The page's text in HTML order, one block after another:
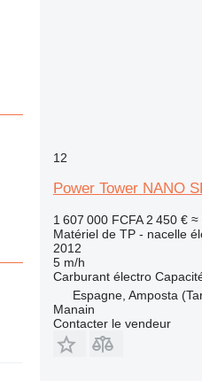
12
Power Tower NANO
1 607 000 FCFA 2 450 € ≈
Matériel de TP - nacelle
2012
5 m/h
Carburant électro
Espagne, Amposta
Manain
Contacter le vendeur